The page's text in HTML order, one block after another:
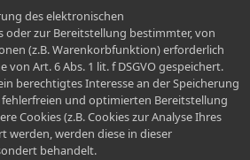
des elektronischen
zur Bereitstellung bestimmter, von
(z.B. Warenkorbfunktion) erforderlich
von Art. 6 Abs. 1 lit. f DSGVO gespeichert.
berechtigtes Interesse an der Speicherung
und optimierten Bereitstellung
Cookies (z.B. Cookies zur Analyse Ihres
werden, werden diese in dieser
behandelt.